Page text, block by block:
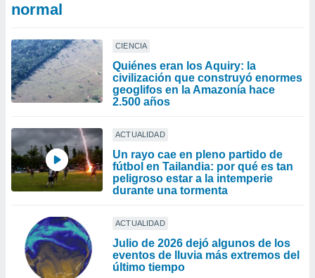
normal
CIENCIA
Quiénes eran los Aquiry: la
civilización que construyó enormes
geoglifos en la Amazonía hace
2.500 años
ACTUALIDAD
Un rayo cae en pleno partido de
fútbol en Tailandia: por qué es tan
peligroso estar a la intemperie
durante una tormenta
ACTUALIDAD
Julio de 2026 dejó algunos de los
eventos de lluvia más extremos del
último tiempo